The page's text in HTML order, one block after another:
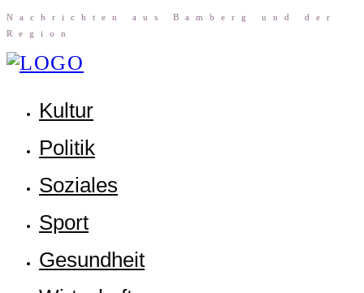
Nach­rich­ten aus Bam­berg und der
Region
Kul­tur
Poli­tik
Sozia­les
Sport
Gesund­heit